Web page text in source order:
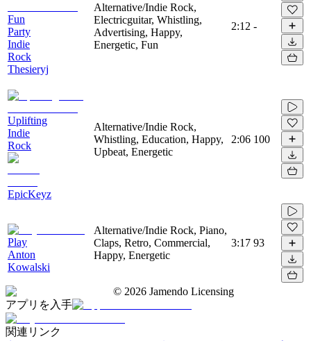
Fun
Party
Indie
Rock
Thesieryj
Alternative/Indie Rock,
Electricguitar, Whistling,
Advertising, Happy,
Energetic, Fun
2:12 -
Uplifting
Indie
Rock
EpicKeyz
Alternative/Indie Rock,
Whistling, Education, Happy,
Upbeat, Energetic
2:06 100
Play
Anton
Kowalski
Alternative/Indie Rock, Piano,
Claps, Retro, Commercial,
Happy, Energetic
3:17 93
© 2026 Jamendo Licensing
アプリを入手
関連リンク